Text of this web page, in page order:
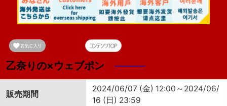
乙奈りの×ウェブポン
販売期間
2024/06/07 (金) 12:00～2024/06/
16 (日) 23:59